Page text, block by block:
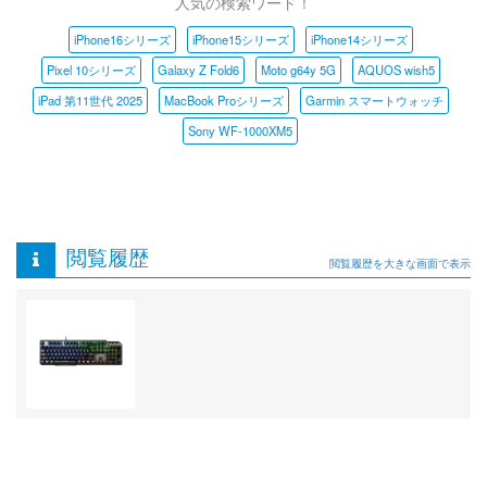
iPhone16シリーズ iPhone15シリーズ
iPhone14シリーズ
Pixel 10シリーズ
Galaxy Z Fold6 Moto g64y 5G
AQUOS wish5
iPad 第11世代 2025
MacBook Proシリーズ
Garmin スマートウォッチ
Sony WF-1000XM5
閲覧履歴 閲覧履歴を大きな画面で表示